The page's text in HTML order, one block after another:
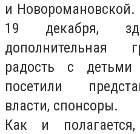
и
19 декабря,
дополнительная
радость с
посетили
власти, спонсоры.
Как и полагается,